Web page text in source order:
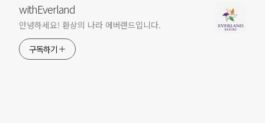
withEverland
안녕하세요! 환상의 나라 에버랜드입니다.
구독하기